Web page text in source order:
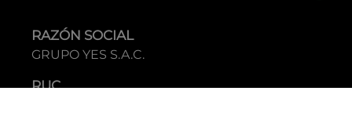
RAZÓN SOCIAL
GRUPO YES S.A.C.
RUC